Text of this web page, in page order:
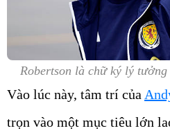
Robertson là chữ ký lý tưởng
Vào lúc này, tâm trí của
trọn vào một mục tiêu lớn